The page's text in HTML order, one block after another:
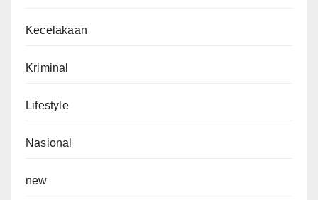
Kecelakaan
Kriminal
Lifestyle
Nasional
new